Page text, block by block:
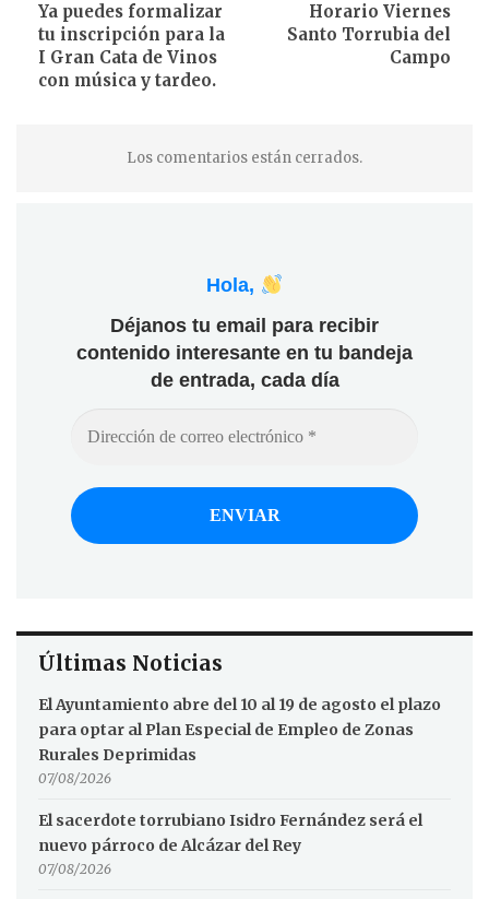
Ya puedes formalizar
tu inscripción para la
I Gran Cata de Vinos
con música y tardeo.
Horario Viernes
Santo Torrubia del
Campo
Los comentarios están cerrados.
Hola,
Déjanos tu email para recibir
contenido interesante en tu bandeja
de entrada, cada día
Últimas Noticias
El Ayuntamiento abre del 10 al 19 de agosto el plazo
para optar al Plan Especial de Empleo de Zonas
Rurales Deprimidas
07/08/2026
El sacerdote torrubiano Isidro Fernández será el
nuevo párroco de Alcázar del Rey
07/08/2026